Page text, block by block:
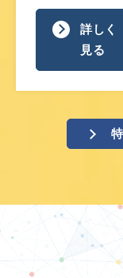
詳しく
見る